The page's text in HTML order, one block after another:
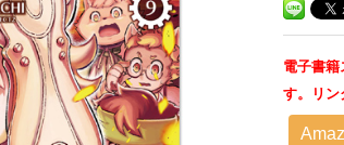
電子書籍
す。リン